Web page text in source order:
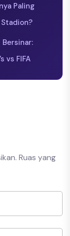
Paling
vs FIFA
Ruas yang